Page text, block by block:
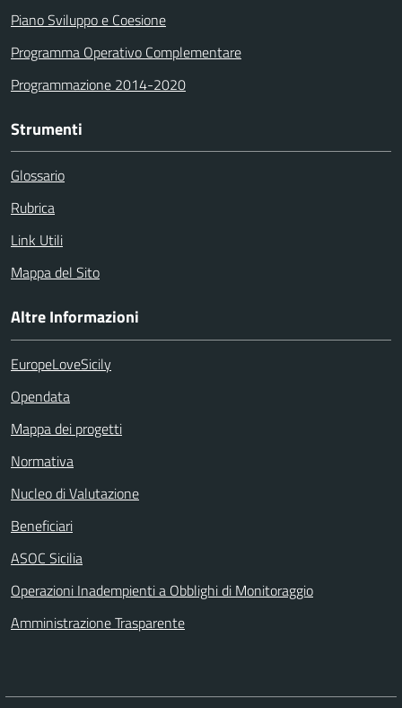
Piano Sviluppo e Coesione
Programma Operativo Complementare
Programmazione 2014-2020
Strumenti
Glossario
Rubrica
Link Utili
Mappa del Sito
Altre Informazioni
EuropeLoveSicily
Opendata
Mappa dei progetti
Normativa
Nucleo di Valutazione
Beneficiari
ASOC Sicilia
Operazioni Inadempienti a Obblighi di Monitoraggio
Amministrazione Trasparente